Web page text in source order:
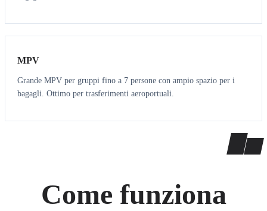
7 7
MPV
Grande MPV per gruppi fino a 7 persone con ampio spazio per i
bagagli. Ottimo per trasferimenti aeroportuali.
Come funziona